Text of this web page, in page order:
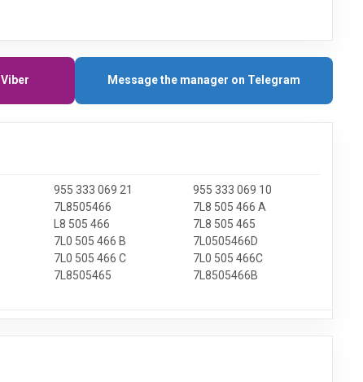
Message the manager on Telegram
955 333 069 21
955 333 069 10
7L8505466
7L8 505 466 A
L8 505 466
7L8 505 465
7L0 505 466 B
7L0505466D
7L0 505 466 C
7L0 505 466C
7L8505465
7L8505466B